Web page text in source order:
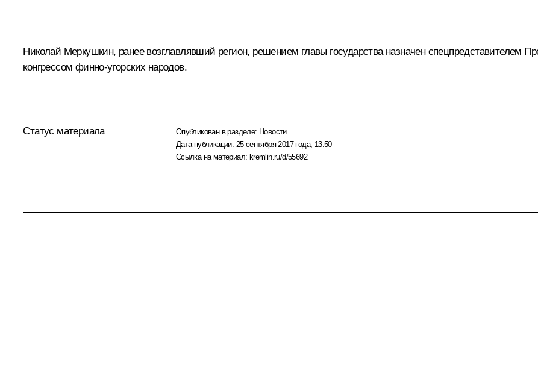
Николай Меркушкин, ранее возглавлявший регион, решением главы государства назначен спецпредставителем
конгрессом финно-угорских народов.
Статус материала Опубликован в разделе: Новости
Дата публикации: 25 сентября 2017 года, 13:50
Ссылка на материал: kremlin.ru/d/55692